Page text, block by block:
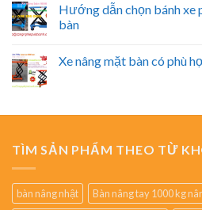
Hướng dẫn chọn bánh xe
bàn
Xe nâng mặt bàn có phù
TÌM SẢN PHẨM THEO TỪ
bàn nâng nhật
Bàn nâng tay 1000 kg